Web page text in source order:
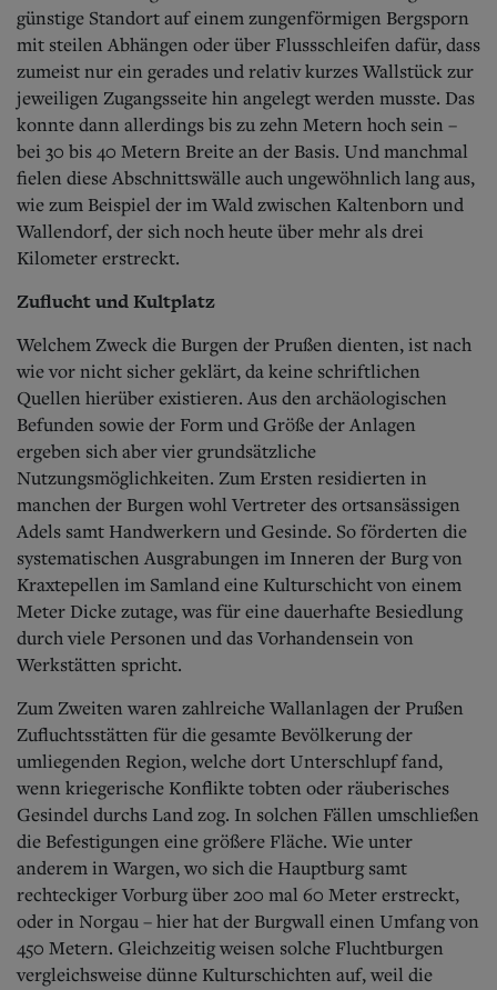
günstige Standort auf einem zungenförmigen Bergsporn
mit steilen Abhängen oder über Flussschleifen dafür, dass
zumeist nur ein gerades und relativ kurzes Wallstück zur
jeweiligen Zugangsseite hin angelegt werden musste. Das
konnte dann allerdings bis zu zehn Metern hoch sein –
bei 30 bis 40 Metern Breite an der Basis. Und manchmal
fielen diese Abschnittswälle auch ungewöhnlich lang aus,
wie zum Beispiel der im Wald zwischen Kaltenborn und
Wallendorf, der sich noch heute über mehr als drei
Kilometer erstreckt.
Zuflucht und Kultplatz
Welchem Zweck die Burgen der Prußen dienten, ist nach
wie vor nicht sicher geklärt, da keine schriftlichen
Quellen hierüber existieren. Aus den archäologischen
Befunden sowie der Form und Größe der Anlagen
ergeben sich aber vier grundsätzliche
Nutzungsmöglichkeiten. Zum Ersten residierten in
manchen der Burgen wohl Vertreter des ortsansässigen
Adels samt Handwerkern und Gesinde. So förderten die
systematischen Ausgrabungen im Inneren der Burg von
Kraxtepellen im Samland eine Kulturschicht von einem
Meter Dicke zutage, was für eine dauerhafte Besiedlung
durch viele Personen und das Vorhandensein von
Werkstätten spricht.
Zum Zweiten waren zahlreiche Wallanlagen der Prußen
Zufluchtsstätten für die gesamte Bevölkerung der
umliegenden Region, welche dort Unterschlupf fand,
wenn kriegerische Konflikte tobten oder räuberisches
Gesindel durchs Land zog. In solchen Fällen umschließen
die Befestigungen eine größere Fläche. Wie unter
anderem in Wargen, wo sich die Hauptburg samt
rechteckiger Vorburg über 200 mal 60 Meter erstreckt,
oder in Norgau – hier hat der Burgwall einen Umfang von
450 Metern. Gleichzeitig weisen solche Fluchtburgen
vergleichsweise dünne Kulturschichten auf, weil die